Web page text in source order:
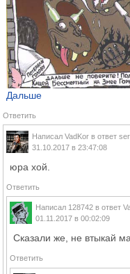
Дальше
Ответить
Написал VadKor в ответ
31.10.2017 в 23:47:08
юра хой.
Ответить
Написал 128742 в ответ
01.11.2017 в 00:02:09
Сказали же, не втыкай
Ответить